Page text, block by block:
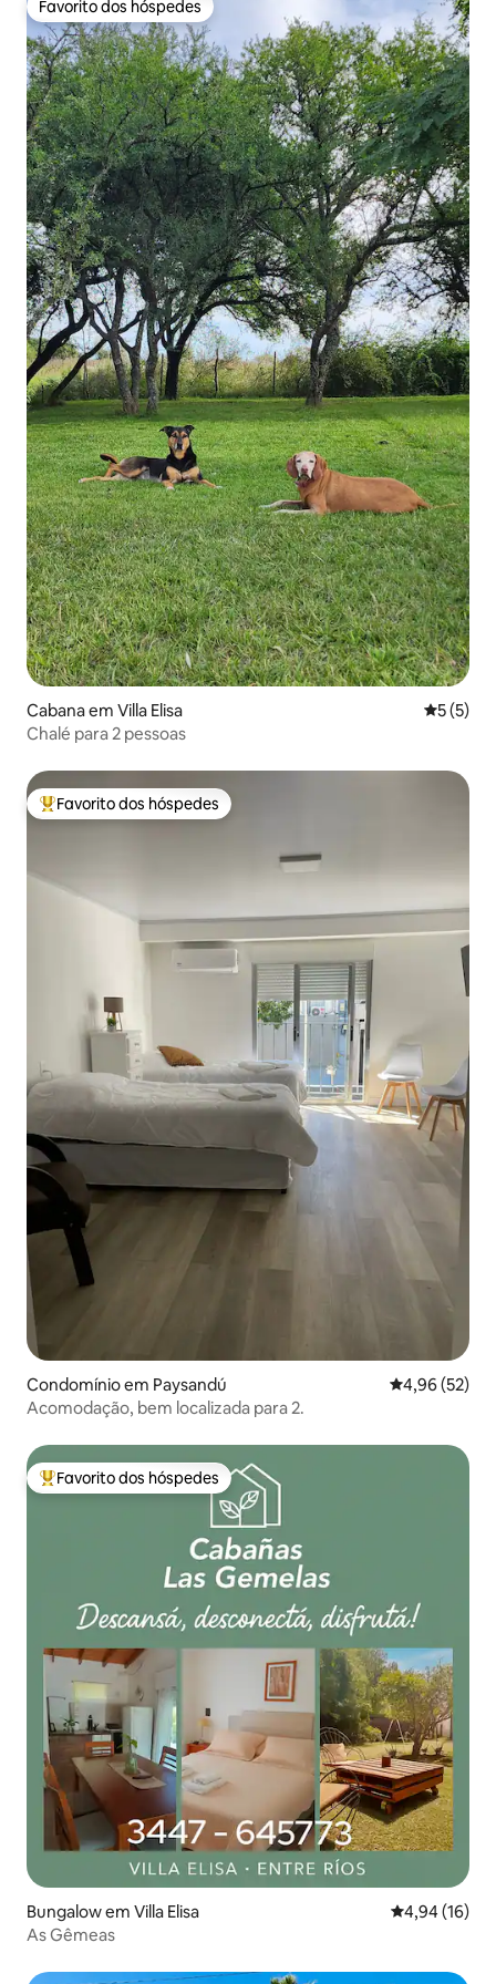
Favorito dos hóspedes
Favorito dos hóspedes
Cabana em Villa Elisa
5 (5)
Chalé para 2 pessoas
Favoritos dos hóspedes mais apreciados
Favorito dos hóspedes
Condomínio em Paysandú Classificação
4,96 (52)
Acomodação, bem localizada para 2.
Favoritos dos hóspedes mais apreciados
Favorito dos hóspedes
Bungalow em Villa Elisa Classificação
4,94 (16)
As Gêmeas